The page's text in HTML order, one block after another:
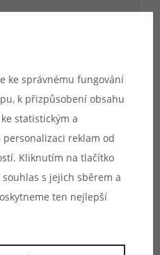
atomizéru, jehož
skla jsou pouze
kompatibilita s
byť se mohou
shodovat.
ke správnému fungování
k přizpůsobení obsahu
statistickým a
reklam od
Kliknutím na tlačítko
s jejich sběrem a
ten nejlepší